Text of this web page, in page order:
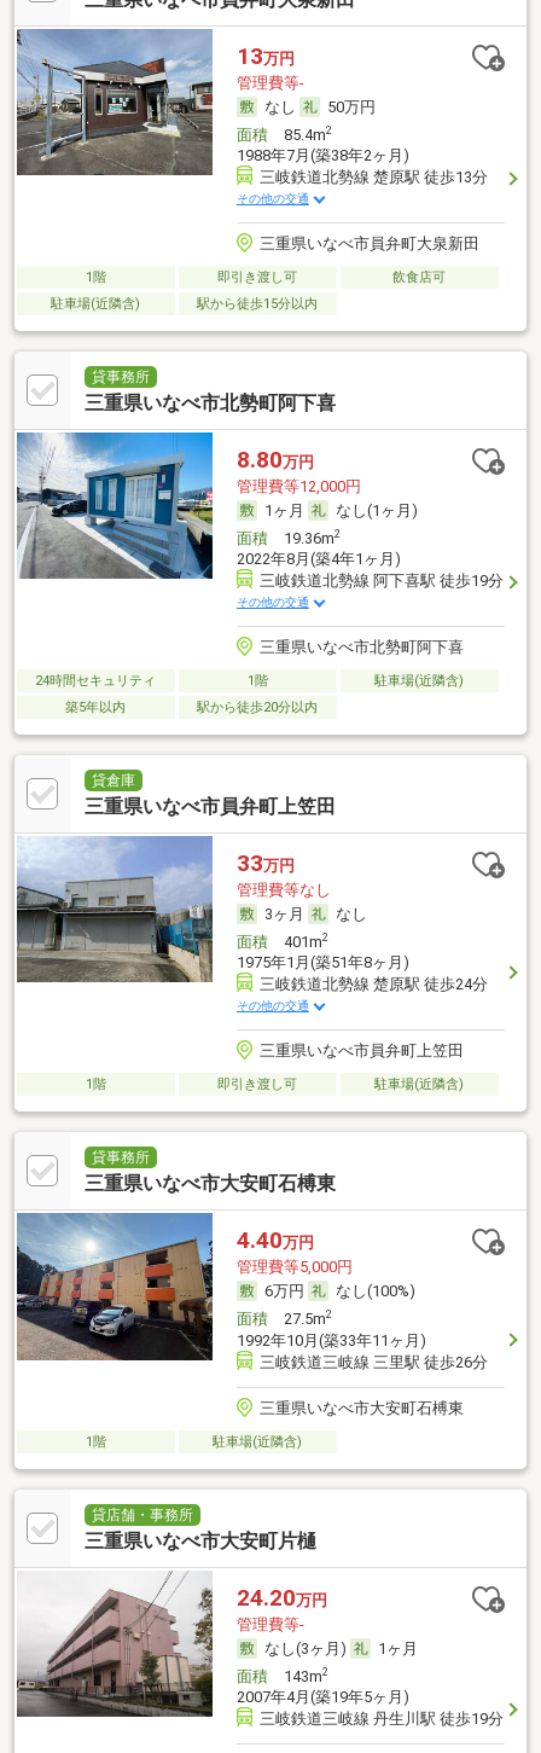
13万円
管理費等-
なし
50万円
面積85.4m2
1988年7月(築38年2ヶ月)
三岐鉄道北勢線 楚原駅 徒歩13分
その他の交通
三重県いなべ市員弁町大泉新田
1階 即引き渡し可
飲食店可
駐車場(近隣含)
駅から徒歩15分以内
貸事務所
三重県いなべ市北勢町阿下喜
8.80万円
管理費等12,000円
1ヶ月
なし(1ヶ月)
面積19.36m2
2022年8月(築4年1ヶ月)
三岐鉄道北勢線 阿下喜駅 徒歩19分
その他の交通
三重県いなべ市北勢町阿下喜
24時間セキュリティ 1階
駐車場(近隣含)
築5年以内
駅から徒歩20分以内
貸倉庫
三重県いなべ市員弁町上笠田
33万円
管理費等なし
3ヶ月
なし
面積401m2
1975年1月(築51年8ヶ月)
三岐鉄道北勢線 楚原駅 徒歩24分
その他の交通
三重県いなべ市員弁町上笠田
1階 即引き渡し可 駐車場(近隣含)
貸事務所
三重県いなべ市大安町石榑東
4.40万円
管理費等5,000円
6万円
なし(100%)
面積27.5m2
1992年10月(築33年11ヶ月)
三岐鉄道三岐線 三里駅 徒歩26分
三重県いなべ市大安町石榑東
1階 駐車場(近隣含)
貸店舗・事務所
三重県いなべ市大安町片樋
24.20万円
管理費等-
なし(3ヶ月)
1ヶ月
面積143m2
2007年4月(築19年5ヶ月)
三岐鉄道三岐線 丹生川駅 徒歩19分